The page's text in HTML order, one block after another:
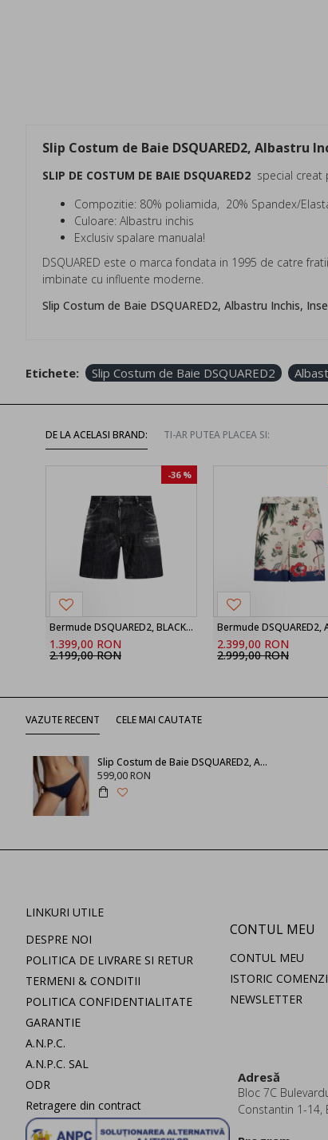
Slip Costum de Baie DSQUARED2, Albastru
SLIP DE COSTUM DE BAIE DSQUARED2 special creat
Compozitie: 80% poliamida, 20% Spandex/
Culoare: Albastru inchis
Exclusiv spalare manuala!
DSQUARED este o marca fondata in 1995 de catre
imbinate cu influente moderne.
Slip Costum de Baie DSQUARED2, Albastru Inchis,
Etichete: Slip Costum de Baie DSQUARED2
DE LA ACELASI BRAND: TI-AR PUTEA PLACEA SI:
-36 %
Bermude DSQUARED2, BLACK ‘Marine’ denim shorts
1.399,00 RON
2.199,00 RON
2.399,00 RON
2.999,00 RON
VAZUTE RECENT CELE MAI CAUTATE
Slip Costum de Baie DSQUARED2, Albastru Inchis, Insertie Brand
599,00 RON
LINKURI UTILE
DESPRE NOI
POLITICA DE LIVRARE SI RETUR
TERMENI & CONDITII
POLITICA CONFIDENTIALITATE
GARANTIE
A.N.P.C.
A.N.P.C. SAL
ODR
Retragere din contract
CONTUL MEU
CONTUL MEU
ISTORIC COMENZI
NEWSLETTER
Adresă
Bloc 7C
Constantin 1-14,